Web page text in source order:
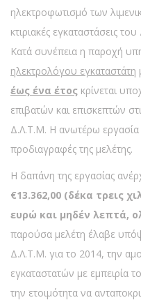
ηλεκτροφωτισμό των
κτιριακές εγκαταστάσεις
Κατά συνέπεια η παροχή
ηλεκτρολόγου εγκαταστάτη
έως ένα έτος κρίνεται
επιβατών και επισκεπτών
Δ.Λ.Τ.Μ. Η ανωτέρω εργασία
προδιαγραφές της μελέτης.
Η δαπάνη της εργασίας
€13.362,00 (δέκα τρεις
ευρώ και μηδέν λεπτά,
παρούσα μελέτη έλαβε
Δ.Λ.Τ.Μ. για το 2014, την
εγκαταστατών με εμπειρία
την ετοιμότητα να